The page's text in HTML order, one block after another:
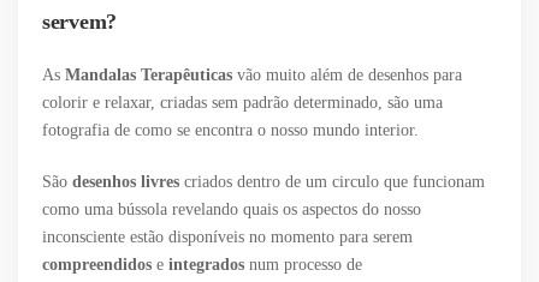
servem?
As Mandalas Terapêuticas vão muito além de desenhos para
colorir e relaxar, criadas sem padrão determinado, são uma
fotografia de como se encontra o nosso mundo interior.
São desenhos livres criados dentro de um circulo que funcionam
como uma bússola revelando quais os aspectos do nosso
inconsciente estão disponíveis no momento para serem
compreendidos e integrados num processo de